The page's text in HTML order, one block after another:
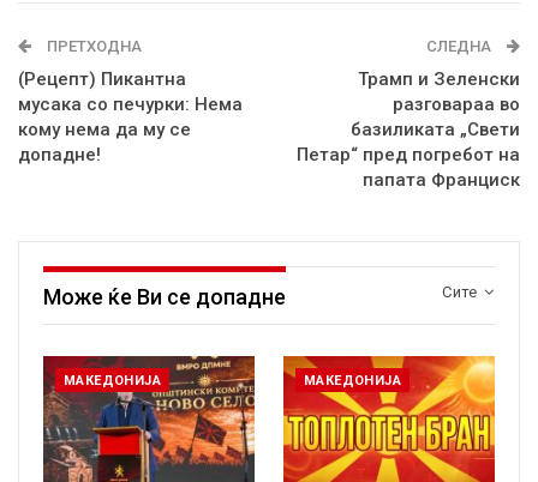
ПРЕТХОДНА
(Рецепт) Пикантна
мусака со печурки: Нема
кому нема да му се
допадне!
СЛЕДНА
Трамп и Зеленски
разговараа во
базиликата „Свети
Петар“ пред погребот на
папата Франциск
Сите
Може ќе Ви се допадне
МАКЕДОНИЈА МАКЕДОНИЈА